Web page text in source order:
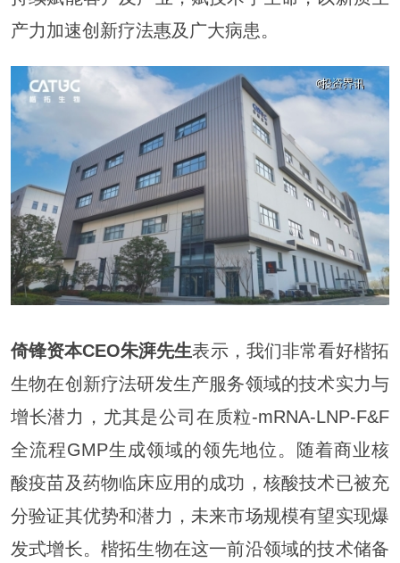
产力加速创新疗法惠及广大病患。
倚锋资本CEO朱湃先生表示，我们非常看好楷拓
生物在创新疗法研发生产服务领域的技术实力与
增长潜力，尤其是公司在质粒-mRNA-LNP-F&F
全流程GMP生成领域的领先地位。随着商业核
酸疫苗及药物临床应用的成功，核酸技术已被充
分验证其优势和潜力，未来市场规模有望实现爆
发式增长。楷拓生物在这一前沿领域的技术储备